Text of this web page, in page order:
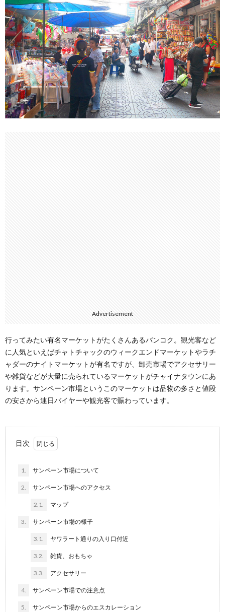
Advertisement
行ってみたい有名マーケットがたくさんあるバンコク。観光客など
に人気といえばチャトチャックのウィークエンドマーケットやラチ
ャダーのナイトマーケットが有名ですが、卸売市場でアクセサリー
や雑貨などが大量に売られているマーケットがチャイナタウンにあ
ります。サンペーン市場というこのマーケットは品物の多さと値段
の安さから連日バイヤーや観光客で賑わっています。
目次
1. サンペーン市場について
2. サンペーン市場へのアクセス
2.1. マップ
3. サンペーン市場の様子
3.1. ヤワラート通りの入り口付近
3.2. 雑貨、おもちゃ
3.3. アクセサリー
4. サンペーン市場での注意点
5. サンペーン市場からのエスカレーション